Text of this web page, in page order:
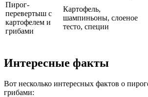
Пирог-
перевертыш с
картофелем и
грибами
Картофель,
шампиньоны, слоеное
тесто, специи
Интересные факты
Вот несколько интересных фактов о
грибами: